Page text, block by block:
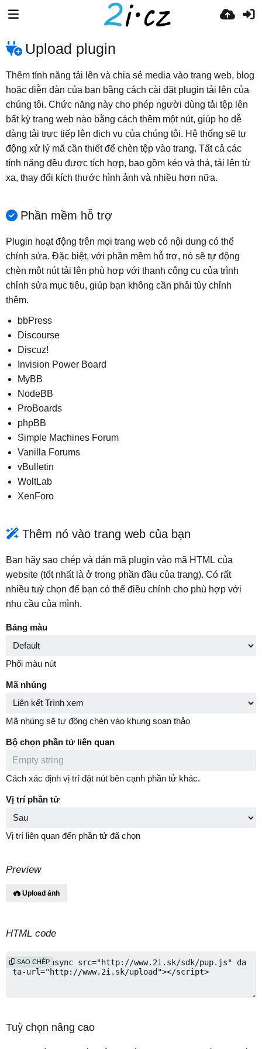
Upload plugin
Thêm tính năng tải lên và chia sẻ media vào trang web, blog
hoặc diễn đàn của bạn bằng cách cài đặt plugin tải lên của
chúng tôi. Chức năng này cho phép người dùng tải tệp lên
bất kỳ trang web nào bằng cách thêm một nút, giúp họ dễ
dàng tải trực tiếp lên dịch vụ của chúng tôi. Hệ thống sẽ tự
động xử lý mã cần thiết để chèn tệp vào trang. Tất cả các
tính năng đều được tích hợp, bao gồm kéo và thả, tải lên từ
xa, thay đổi kích thước hình ảnh và nhiều hơn nữa.
Phần mềm hỗ trợ
Plugin hoạt động trên mọi trang web có nội dung có thể
chỉnh sửa. Đặc biệt, với phần mềm hỗ trợ, nó sẽ tự động
chèn một nút tải lên phù hợp với thanh công cụ của trình
chỉnh sửa mục tiêu, giúp bạn không cần phải tùy chỉnh
thêm.
bbPress
Discourse
Discuz!
Invision Power Board
MyBB
NodeBB
ProBoards
phpBB
Simple Machines Forum
Vanilla Forums
vBulletin
WoltLab
XenForo
Thêm nó vào trang web của bạn
Bạn hãy sao chép và dán mã plugin vào mã HTML của
website (tốt nhất là ở trong phần đầu của trang). Có rất
nhiều tuỳ chọn để bạn có thể điều chỉnh cho phù hợp với
nhu cầu của mình.
Bảng màu
Phối màu nút
Mã nhúng
Mã nhúng sẽ tự động chèn vào khung soạn thảo
Bộ chọn phần tử liên quan
Cách xác định vị trí đặt nút bên cạnh phần tử khác.
Vị trí phần tử
Vị trí liên quan đến phần tử đã chọn
Preview
Upload ảnh
HTML code
SAO CHÉP
Tuỳ chọn nâng cao